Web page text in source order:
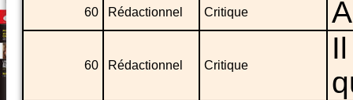
60 Rédactionnel Critique
60 Rédactionnel Critique